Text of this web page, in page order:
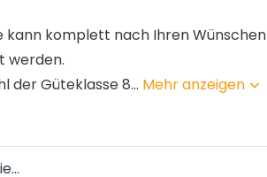
kann komplett nach Ihren Wünschen
werden.
der Güteklasse 8... Mehr anzeigen